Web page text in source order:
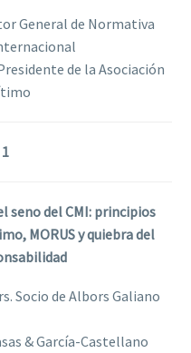
General de Normativa
de la Asociación
seno del CMI: principios
MORUS y quiebra del
Socio de Albors Galiano
& García-Castellano